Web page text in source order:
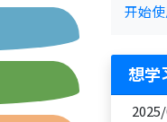
开始
想学